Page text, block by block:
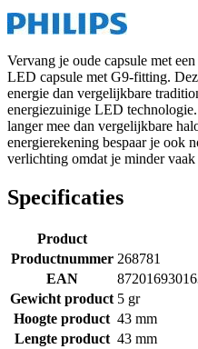
Vervang je oude capsule met
LED capsule met G9-fitting.
energie dan vergelijkbare
energiezuinige LED
langer mee dan vergelijkbare
energierekening bespaar je ook
verlichting omdat je minder
Specificaties
Product
Productnummer 268781
EAN
Gewicht product 5 gr
Hoogte product 43 mm
Lengte product 43 mm